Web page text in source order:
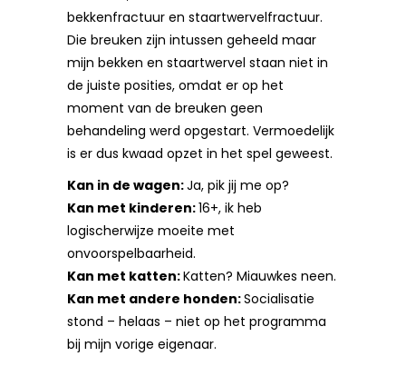
bekkenfractuur en staartwervelfractuur.
Die breuken zijn intussen geheeld maar
mijn bekken en staartwervel staan niet in
de juiste posities, omdat er op het
moment van de breuken geen
behandeling werd opgestart. Vermoedelijk
is er dus kwaad opzet in het spel geweest.
Kan in de wagen:Ja, pik jij me op?
Kan met kinderen:16+, ik heb
logischerwijze moeite met
onvoorspelbaarheid.
Kan met katten:Katten? Miauwkes neen.
Kan met andere honden:Socialisatie
stond – helaas – niet op het programma
bij mijn vorige eigenaar.